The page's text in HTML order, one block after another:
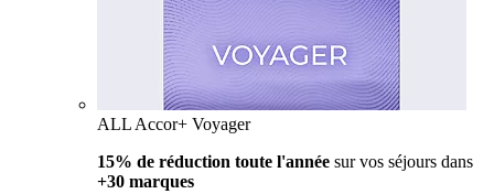
ALL Accor+ Voyager
15% de réduction toute l'année sur vos séjours dans
+30 marques